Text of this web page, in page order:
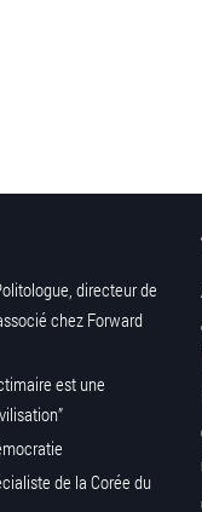
directeur de
chez Forward
est une
de la Corée du